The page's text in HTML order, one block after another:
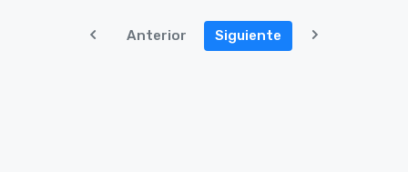
Anterior Siguiente